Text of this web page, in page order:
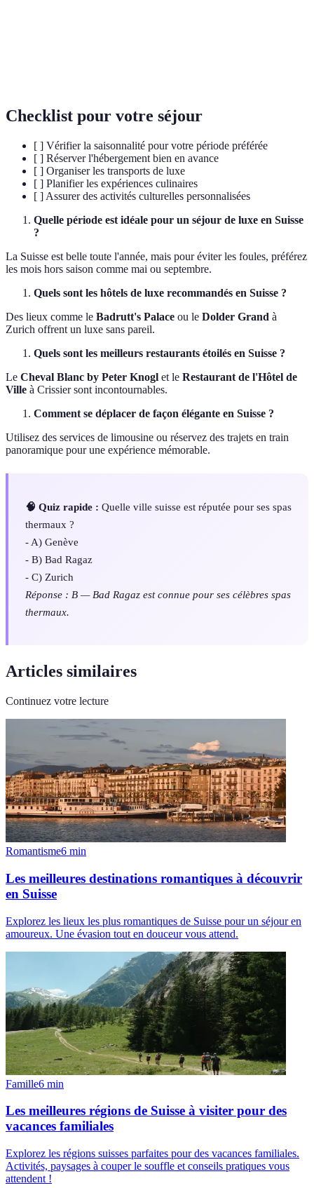
Checklist pour votre séjour
[ ] Vérifier la saisonnalité pour votre période préférée
[ ] Réserver l'hébergement bien en avance
[ ] Organiser les transports de luxe
[ ] Planifier les expériences culinaires
[ ] Assurer des activités culturelles personnalisées
Quelle période est idéale pour un séjour de luxe en Suisse
?
La Suisse est belle toute l'année, mais pour éviter les foules, préférez
les mois hors saison comme mai ou septembre.
Quels sont les hôtels de luxe recommandés en Suisse ?
Des lieux comme le Badrutt's Palace ou le Dolder Grand à
Zurich offrent un luxe sans pareil.
Quels sont les meilleurs restaurants étoilés en Suisse ?
Le Cheval Blanc by Peter Knogl et le Restaurant de l'Hôtel de
Ville à Crissier sont incontournables.
Comment se déplacer de façon élégante en Suisse ?
Utilisez des services de limousine ou réservez des trajets en train
panoramique pour une expérience mémorable.
🧠 Quiz rapide : Quelle ville suisse est réputée pour ses spas
thermaux ?
- A) Genève
- B) Bad Ragaz
- C) Zurich
Réponse : B — Bad Ragaz est connue pour ses célèbres spas
thermaux.
Articles similaires
Continuez votre lecture
Romantisme6 min
Les meilleures destinations romantiques à découvrir
en Suisse
Explorez les lieux les plus romantiques de Suisse pour un séjour en
amoureux. Une évasion tout en douceur vous attend.
Famille6 min
Les meilleures régions de Suisse à visiter pour des
vacances familiales
Explorez les régions suisses parfaites pour des vacances familiales.
Activités, paysages à couper le souffle et conseils pratiques vous
attendent !